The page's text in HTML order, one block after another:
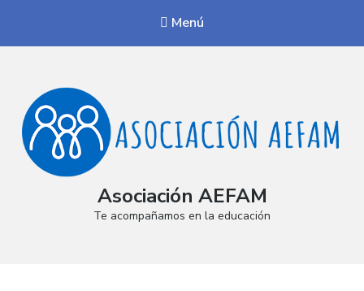
Menú
Asociación AEFAM
Te acompañamos en la educación